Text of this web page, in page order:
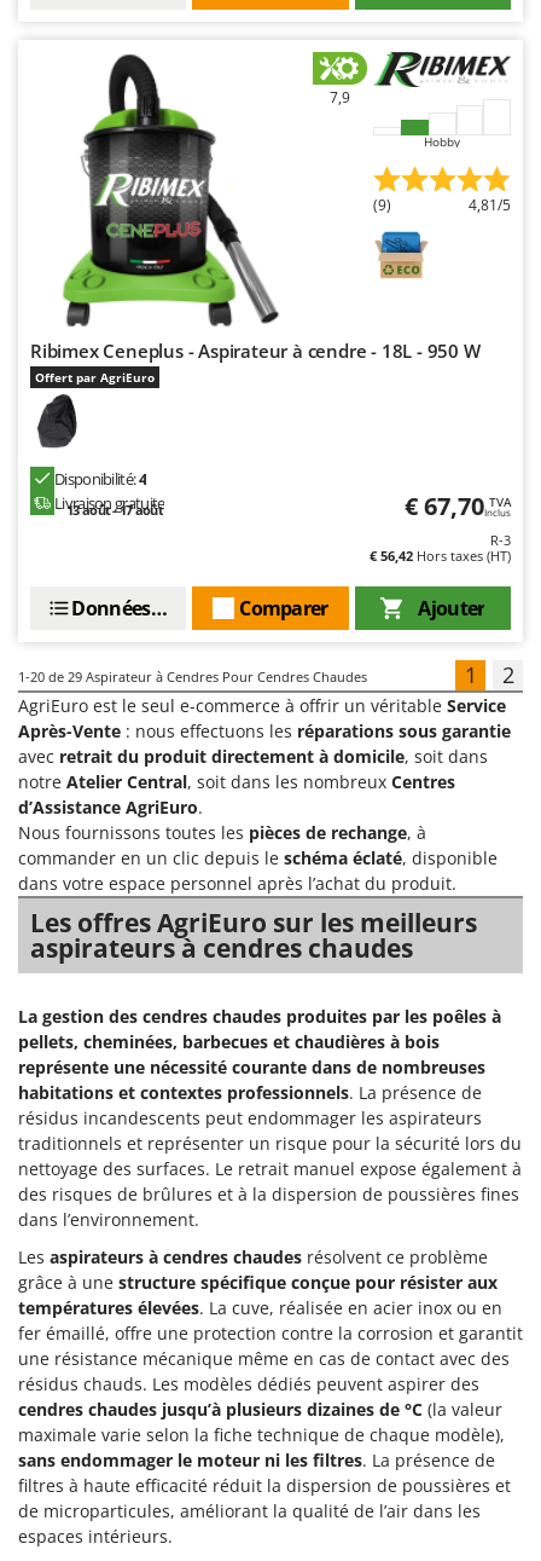
7,9
Hobby
(9) 4,81/5
Ribimex Ceneplus - Aspirateur à cendre - 18L - 950 W
Offert par AgriEuro
Disponibilité:4
Livraison gratuite
13 août - 17 août € 67,70 TVA
Inclus
R-3
€ 56,42 Hors taxes (HT)
Ajouter
Comparer
Données techniques
1-20 de 29 Aspirateur à Cendres Pour Cendres Chaudes 1 2
AgriEuro est le seul e-commerce à offrir un véritable Service
Après-Vente : nous effectuons les réparations sous garantie
avec retrait du produit directement à domicile, soit dans
notre Atelier Central, soit dans les nombreux Centres
d’Assistance AgriEuro.
Nous fournissons toutes les pièces de rechange, à
commander en un clic depuis le schéma éclaté, disponible
dans votre espace personnel après l’achat du produit.
Les offres AgriEuro sur les meilleurs
aspirateurs à cendres chaudes
La gestion des cendres chaudes produites par les poêles à
pellets, cheminées, barbecues et chaudières à bois
représente une nécessité courante dans de nombreuses
habitations et contextes professionnels. La présence de
résidus incandescents peut endommager les aspirateurs
traditionnels et représenter un risque pour la sécurité lors du
nettoyage des surfaces. Le retrait manuel expose également à
des risques de brûlures et à la dispersion de poussières fines
dans l’environnement.
Les aspirateurs à cendres chaudes résolvent ce problème
grâce à une structure spécifique conçue pour résister aux
températures élevées. La cuve, réalisée en acier inox ou en
fer émaillé, offre une protection contre la corrosion et garantit
une résistance mécanique même en cas de contact avec des
résidus chauds. Les modèles dédiés peuvent aspirer des
cendres chaudes jusqu’à plusieurs dizaines de °C (la valeur
maximale varie selon la fiche technique de chaque modèle),
sans endommager le moteur ni les filtres. La présence de
filtres à haute efficacité réduit la dispersion de poussières et
de microparticules, améliorant la qualité de l’air dans les
espaces intérieurs.